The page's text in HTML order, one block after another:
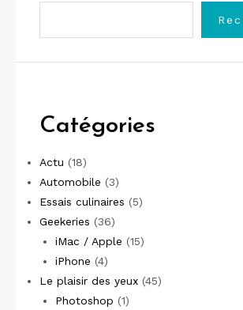
Catégories
Actu (18)
Automobile (3)
Essais culinaires (5)
Geekeries (36)
iMac / Apple (15)
iPhone (4)
Le plaisir des yeux (45)
Photoshop (1)